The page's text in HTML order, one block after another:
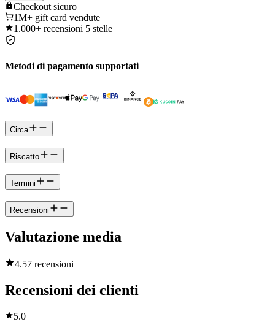
Checkout sicuro
1M+ gift card vendute
1.000+ recensioni 5 stelle
Metodi di pagamento supportati
Circa
Riscatto
Termini
Recensioni
Valutazione media
4.57 recensioni
Recensioni dei clienti
5.0